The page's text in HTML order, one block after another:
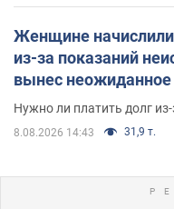
Женщине начислили
из-за показаний
вынес
Нужно ли платить долг
8.08.2026 14:43 31,9 т.